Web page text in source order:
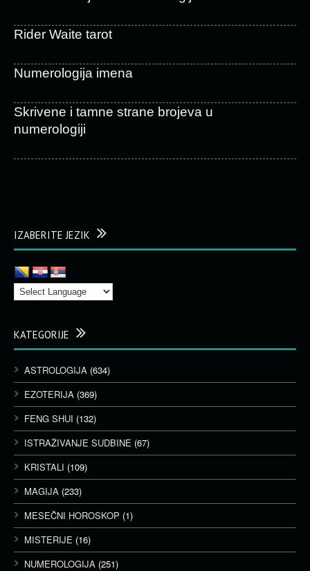
Rider Waite tarot
Numerologija imena
Skrivene i tamne strane brojeva u
numerologiji
IZABERITE JEZIK
KATEGORIJE
ASTROLOGIJA (634)
EZOTERIJA (369)
FENG SHUI (132)
ISTRAŽIVANJE SUDBINE (67)
KRISTALI (109)
MAGIJA (233)
MESEČNI HOROSKOP (1)
MISTERIJE (16)
NUMEROLOGIJA (251)